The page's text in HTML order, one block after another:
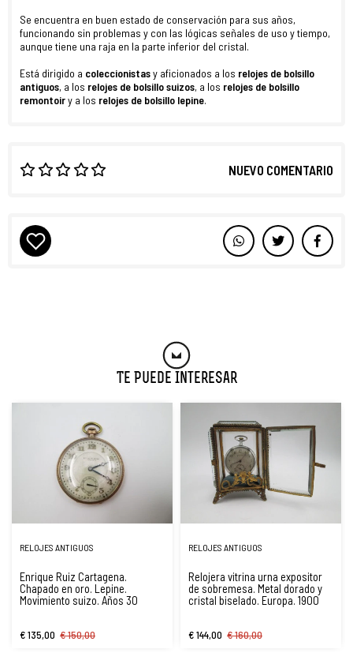
Se encuentra en buen estado de conservación para sus años,
funcionando sin problemas y con las lógicas señales de uso y tiempo,
aunque tiene una raja en la parte inferior del cristal.
Está dirigido a coleccionistasy aficionados a los relojes de bolsillo
antiguos, a los relojes de bolsillo suizos, a los relojes de bolsillo
remontoiry a los relojes de bolsillo lepine.
NUEVO COMENTARIO
Te Puede Interesar
RELOJES ANTIGUOS
Enrique Ruiz Cartagena.
Chapado en oro. Lepine.
Movimiento suizo. Años 30
€ 135,00 € 150,00
RELOJES ANTIGUOS
Relojera vitrina urna expositor
de sobremesa. Metal dorado y
cristal biselado. Europa. 1900
€ 144,00 € 160,00